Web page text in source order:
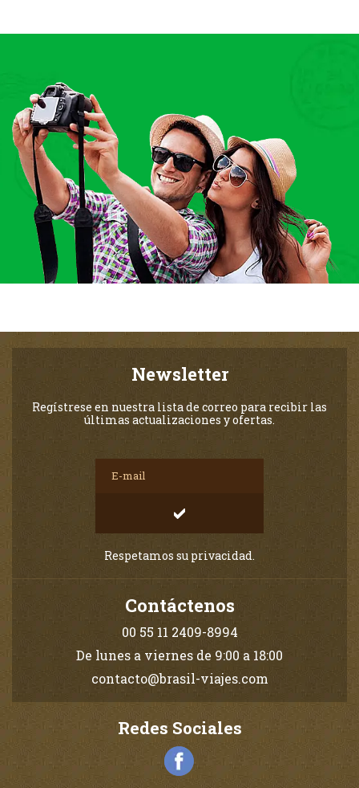
Newsletter
Regístrese en nuestra lista de correo para recibir las
últimas actualizaciones y ofertas.
Respetamos su privacidad.
Contáctenos
00 55 11 2409-8994
De lunes a viernes de 9:00 a 18:00
contacto@brasil-viajes.com
Redes Sociales